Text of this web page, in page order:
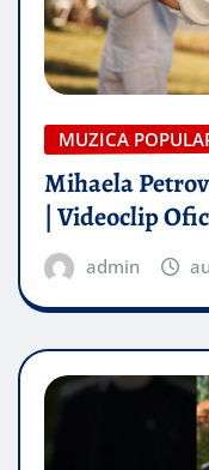
MUZICA
Mihaela
| Videoclip
admin